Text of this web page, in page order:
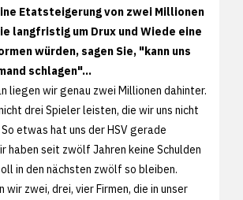
Etatsteigerung von zwei Millionen
langfristig um Drux und Wiede eine
würden, sagen Sie, "kann uns
schlagen"...
liegen wir genau zwei Millionen dahinter.
drei Spieler leisten, die wir uns nicht
etwas hat uns der HSV gerade
haben seit zwölf Jahren keine Schulden
in den nächsten zwölf so bleiben.
wir zwei, drei, vier Firmen, die in unser